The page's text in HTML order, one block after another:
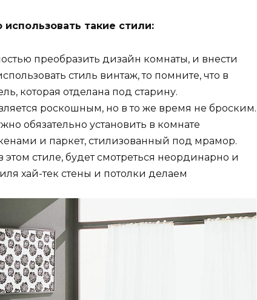
такие стили:
преобразить дизайн комнаты, и внести
стиль винтаж, то помните, что в
которая отделана под старину.
роскошным, но в то же время не броским.
обязательно установить в комнате
и паркет, стилизованный под мрамор.
стиле, будет смотреться неординарно и
хай-тек стены и потолки делаем